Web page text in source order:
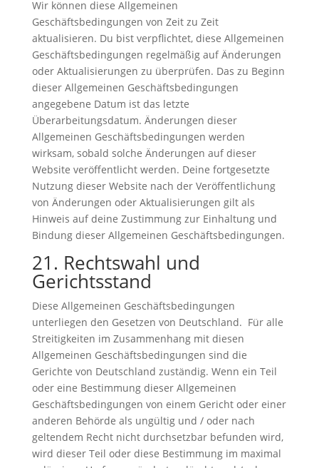
Wir können diese Allgemeinen
Geschäftsbedingungen von Zeit zu Zeit
aktualisieren. Du bist verpflichtet, diese Allgemeinen
Geschäftsbedingungen regelmäßig auf Änderungen
oder Aktualisierungen zu überprüfen. Das zu Beginn
dieser Allgemeinen Geschäftsbedingungen
angegebene Datum ist das letzte
Überarbeitungsdatum. Änderungen dieser
Allgemeinen Geschäftsbedingungen werden
wirksam, sobald solche Änderungen auf dieser
Website veröffentlicht werden. Deine fortgesetzte
Nutzung dieser Website nach der Veröffentlichung
von Änderungen oder Aktualisierungen gilt als
Hinweis auf deine Zustimmung zur Einhaltung und
Bindung dieser Allgemeinen Geschäftsbedingungen.
21. Rechtswahl und
Gerichtsstand
Diese Allgemeinen Geschäftsbedingungen
unterliegen den Gesetzen von Deutschland. Für alle
Streitigkeiten im Zusammenhang mit diesen
Allgemeinen Geschäftsbedingungen sind die
Gerichte von Deutschland zuständig. Wenn ein Teil
oder eine Bestimmung dieser Allgemeinen
Geschäftsbedingungen von einem Gericht oder einer
anderen Behörde als ungültig und / oder nach
geltendem Recht nicht durchsetzbar befunden wird,
wird dieser Teil oder diese Bestimmung im maximal